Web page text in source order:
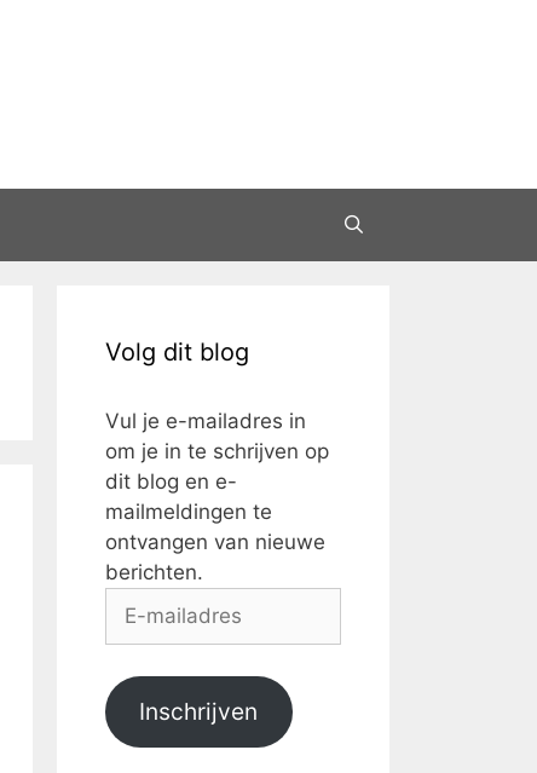
Volg dit blog
Vul je e-mailadres in
om je in te schrijven op
dit blog en e-
mailmeldingen te
ontvangen van nieuwe
berichten.
Inschrijven